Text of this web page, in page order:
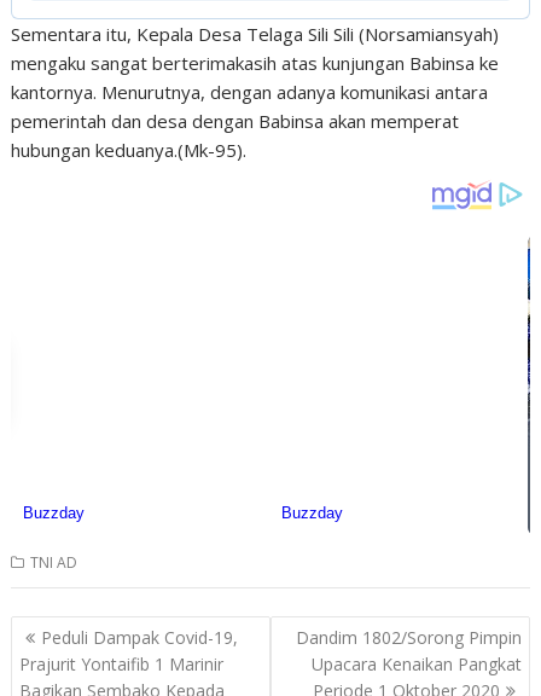
Sementara itu, Kepala Desa Telaga Sili Sili (Norsamiansyah)
mengaku sangat berterimakasih atas kunjungan Babinsa ke
kantornya. Menurutnya, dengan adanya komunikasi antara
pemerintah dan desa dengan Babinsa akan memperat
hubungan keduanya.(Mk-95).
TNI AD
Post
navigation
Peduli Dampak Covid-19,
Prajurit Yontaifib 1 Marinir
Bagikan Sembako Kepada
Dandim 1802/Sorong Pimpin
Upacara Kenaikan Pangkat
Periode 1 Oktober 2020